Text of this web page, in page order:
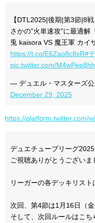
【DTL2025|後期|第3節|8
さかの"火単速攻"に最適
兎 kaisora VS 魔王軍 カイ
https://t.co/E6Zao8c8xR#
pic.twitter.com/
— デュエル・マスターズ
December 29, 2025
https://platform.twitter.com/
デュエチューブリーグ
ご視聴ありがとうございま
リーガーの各デッキリスト
次回、第4節は1月16日（金
そして、次回ルールはこち